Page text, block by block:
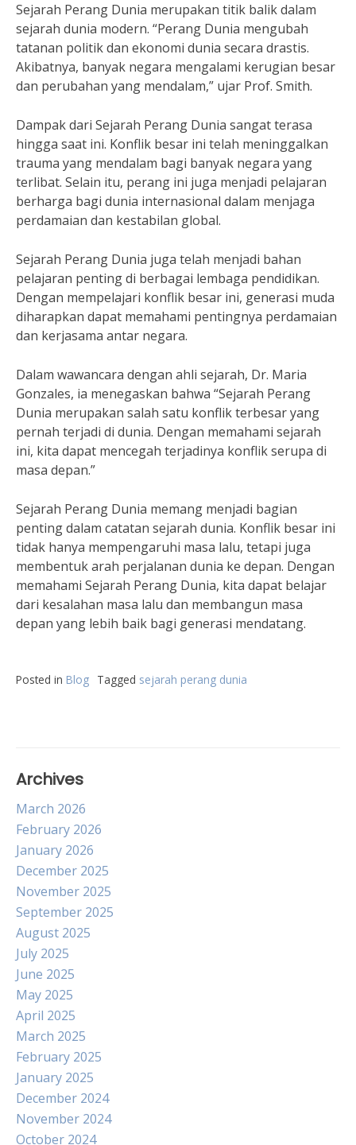
Sejarah Perang Dunia merupakan titik balik dalam
sejarah dunia modern. “Perang Dunia mengubah
tatanan politik dan ekonomi dunia secara drastis.
Akibatnya, banyak negara mengalami kerugian besar
dan perubahan yang mendalam,” ujar Prof. Smith.
Dampak dari Sejarah Perang Dunia sangat terasa
hingga saat ini. Konflik besar ini telah meninggalkan
trauma yang mendalam bagi banyak negara yang
terlibat. Selain itu, perang ini juga menjadi pelajaran
berharga bagi dunia internasional dalam menjaga
perdamaian dan kestabilan global.
Sejarah Perang Dunia juga telah menjadi bahan
pelajaran penting di berbagai lembaga pendidikan.
Dengan mempelajari konflik besar ini, generasi muda
diharapkan dapat memahami pentingnya perdamaian
dan kerjasama antar negara.
Dalam wawancara dengan ahli sejarah, Dr. Maria
Gonzales, ia menegaskan bahwa “Sejarah Perang
Dunia merupakan salah satu konflik terbesar yang
pernah terjadi di dunia. Dengan memahami sejarah
ini, kita dapat mencegah terjadinya konflik serupa di
masa depan.”
Sejarah Perang Dunia memang menjadi bagian
penting dalam catatan sejarah dunia. Konflik besar ini
tidak hanya mempengaruhi masa lalu, tetapi juga
membentuk arah perjalanan dunia ke depan. Dengan
memahami Sejarah Perang Dunia, kita dapat belajar
dari kesalahan masa lalu dan membangun masa
depan yang lebih baik bagi generasi mendatang.
Posted in Blog Tagged sejarah perang dunia
Archives
March 2026
February 2026
January 2026
December 2025
November 2025
September 2025
August 2025
July 2025
June 2025
May 2025
April 2025
March 2025
February 2025
January 2025
December 2024
November 2024
October 2024